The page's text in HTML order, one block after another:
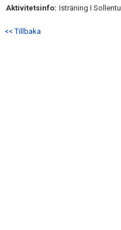
Aktivitetsinfo: Isträning I
<< Tillbaka